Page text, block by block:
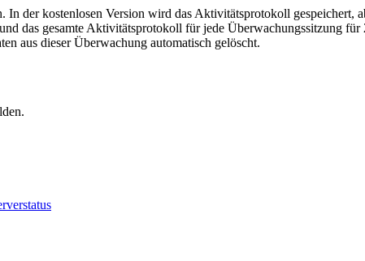
der kostenlosen Version wird das Aktivitätsprotokoll gespeichert,
das gesamte Aktivitätsprotokoll für jede Überwachungssitzung für
aus dieser Überwachung automatisch gelöscht.